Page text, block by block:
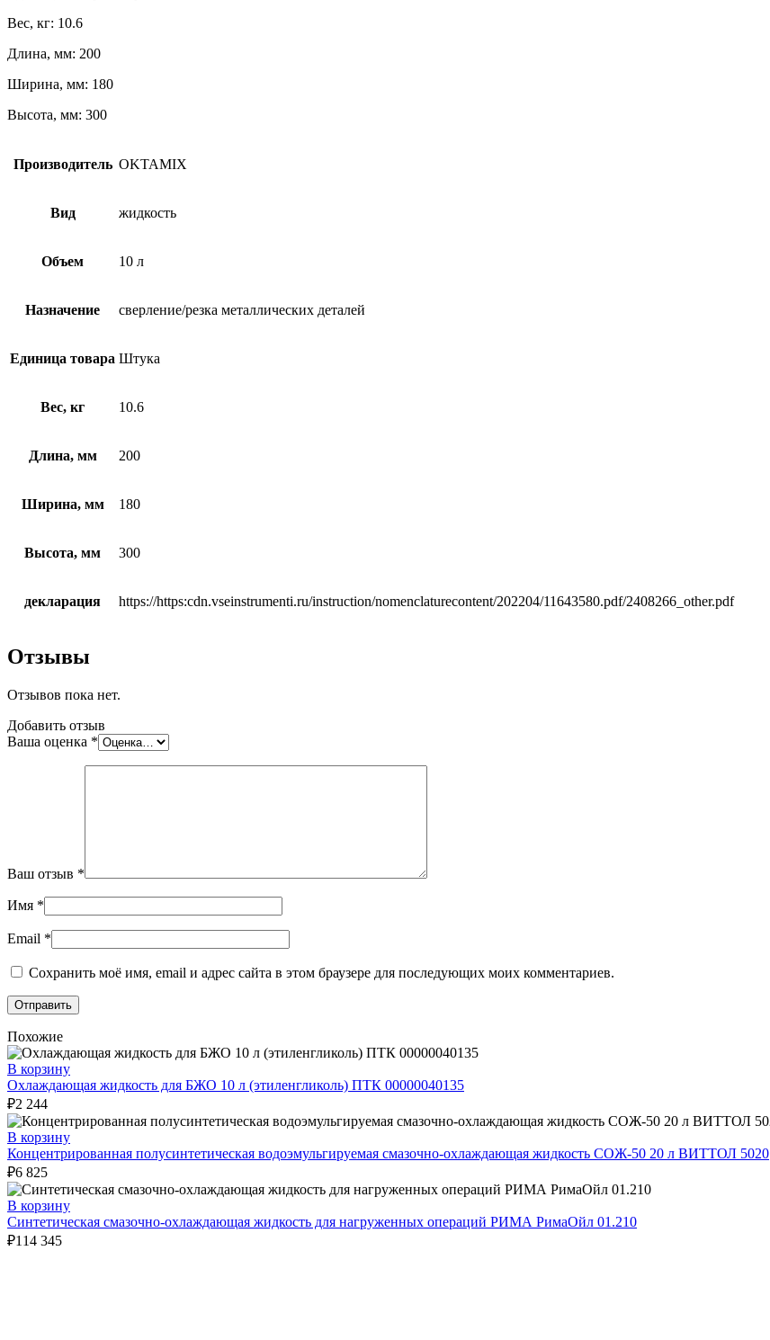
Вес, кг: 10.6
Длина, мм: 200
Ширина, мм: 180
Высота, мм: 300
Производитель OKTAMIX
Вид жидкость
Объем 10 л
Назначение сверление/резка металлических деталей
Единица товара Штука
Вес, кг 10.6
Длина, мм 200
Ширина, мм 180
Высота, мм 300
декларация https://https:cdn.vseinstrumenti.ru/instruction/nomenclaturecontent/202204/11643580.pdf/2408266_other.pdf
Отзывы
Отзывов пока нет.
Добавить отзыв
Ваша оценка *
Ваш отзыв *
Имя *
Email *
Сохранить моё имя, email и адрес сайта в этом браузере для последующих моих комментариев.
Похожие
В корзину
Охлаждающая жидкость для БЖО 10 л (этиленгликоль) ПТК 00000040135
₽2 244
В корзину
Концентрированная полусинтетическая водоэмульгируемая смазочно-охлаждающая жидкость СОЖ-50 20 л ВИТТОЛ 5020
₽6 825
В корзину
Синтетическая смазочно-охлаждающая жидкость для нагруженных операций РИМА РимаОйл 01.210
₽114 345